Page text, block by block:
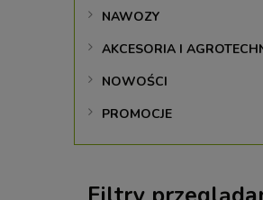
NAWOZY
AKCESORIA I
NOWOŚCI
PROMOCJE